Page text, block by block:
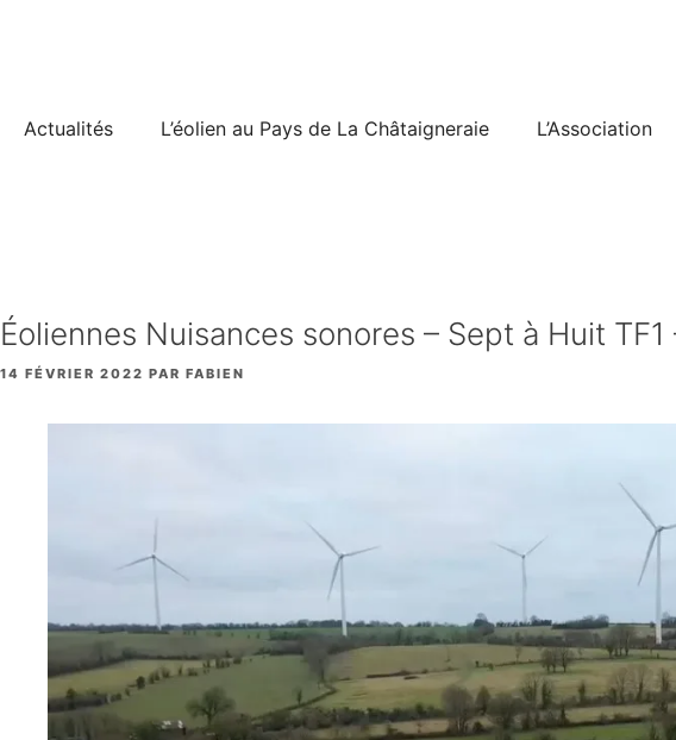
Actualités L’éolien au Pays de La Châtaigneraie L’Association
Éoliennes Nuisances sonores – Sept à Huit
14 FÉVRIER 2022 PAR FABIEN